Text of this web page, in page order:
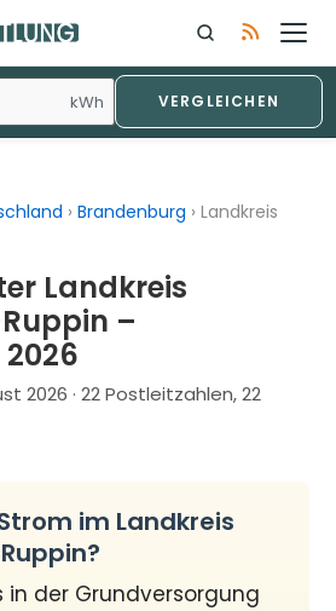
kWh VERGLEICHEN
›Brandenburg ›Landkreis
Landkreis
–
2026 · 22 Postleitzahlen, 22
im Landkreis
in der Grundversorgung